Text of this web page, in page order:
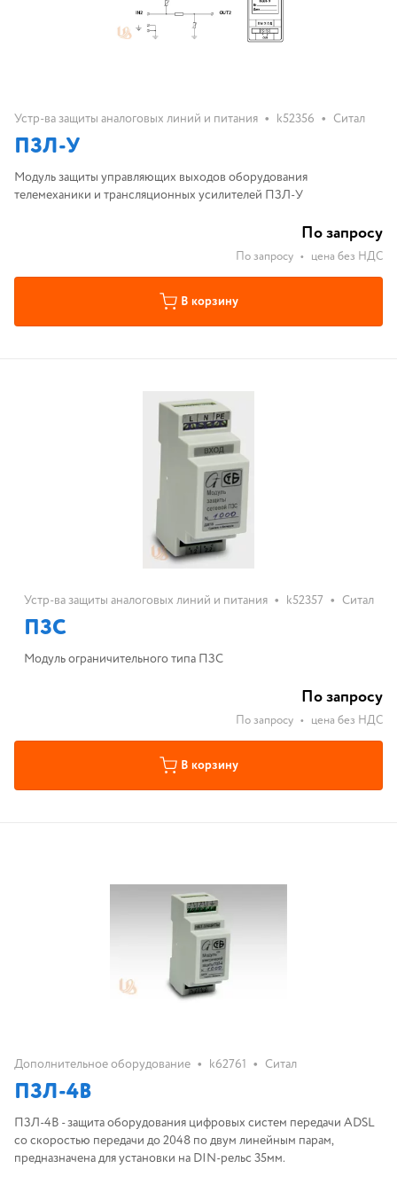
Устр-ва защиты аналоговых линий и питания • k52356 • Ситал
ПЗЛ-У
Модуль защиты управляющих выходов оборудования
телемеханики и трансляционных усилителей ПЗЛ-У
По запросу
По запросу • цена без НДС
В корзину
Устр-ва защиты аналоговых линий и питания • k52357 • Ситал
ПЗС
Модуль ограничительного типа ПЗС
По запросу
По запросу • цена без НДС
В корзину
Дополнительное оборудование • k62761 • Ситал
ПЗЛ-4В
ПЗЛ-4В - защита оборудования цифровых систем передачи ADSL
со скоростью передачи до 2048 по двум линейным парам,
предназначена для установки на DIN-рельс 35мм.